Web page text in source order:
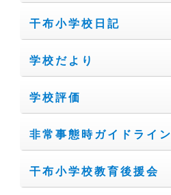
干布小学校日記
学校だより
学校評価
非常事態時ガイドライン
干布小学校教育後援会